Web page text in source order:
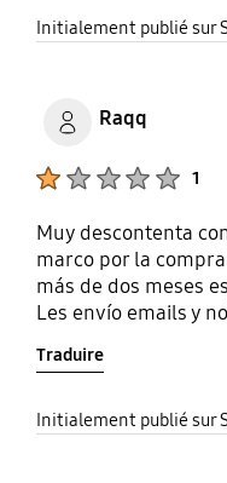
Initialement publié sur
Raqq
1
Muy descontenta
marco por la
más de dos meses
Les envío emails y
Traduire
Initialement publié sur